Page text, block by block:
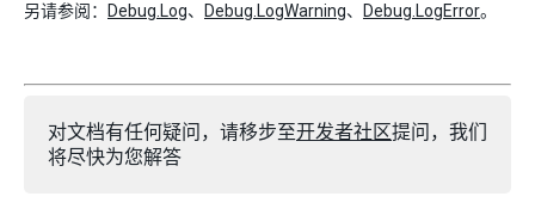
另请参阅： Debug.Log、 Debug.LogWarning、 Debug.LogError。
对文档有任何疑问，请移步至开发者社区提问，我们
将尽快为您解答